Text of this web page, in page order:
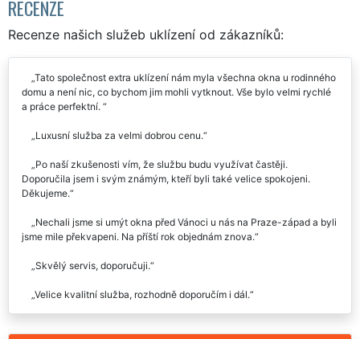
RECENZE
Recenze našich služeb uklízení od zákazníků:
Tato společnost extra uklízení nám myla všechna okna u rodinného
a práce perfektní.
Luxusní služba za velmi dobrou cenu.
Po naší zkušenosti vím, že službu budu využívat častěji.
Doporučila jsem i svým známým, kteří byli také velice spokojeni.
jsme mile překvapeni. Na příští rok objednám znova.